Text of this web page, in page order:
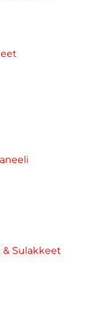
Sulakkeet